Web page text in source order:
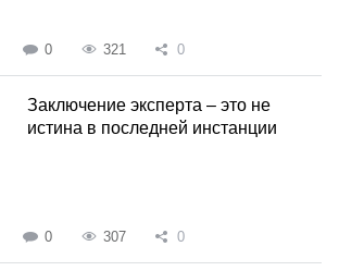
0 321 0
Заключение эксперта – это не
истина в последней инстанции
0 307 0